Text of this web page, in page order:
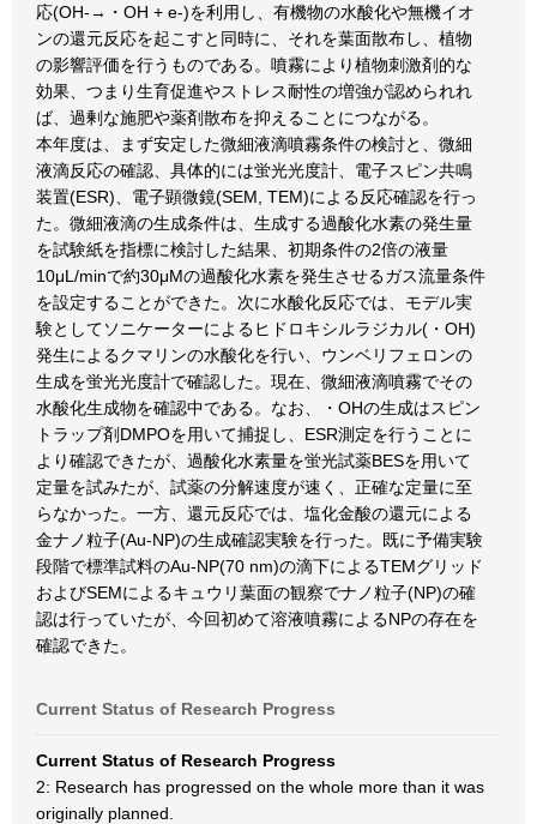
応(OH-→・OH + e-)を利用し、有機物の水酸化や無機イオ
ンの還元反応を起こすと同時に、それを葉面散布し、植物
の影響評価を行うものである。噴霧により植物刺激剤的な
効果、つまり生育促進やストレス耐性の増強が認められれ
ば、過剰な施肥や薬剤散布を抑えることにつながる。
本年度は、まず安定した微細液滴噴霧条件の検討と、微細
液滴反応の確認、具体的には蛍光光度計、電子スピン共鳴
装置(ESR)、電子顕微鏡(SEM, TEM)による反応確認を行っ
た。微細液滴の生成条件は、生成する過酸化水素の発生量
を試験紙を指標に検討した結果、初期条件の2倍の液量
10μL/minで約30μMの過酸化水素を発生させるガス流量条件
を設定することができた。次に水酸化反応では、モデル実
験としてソニケーターによるヒドロキシルラジカル(・OH)
発生によるクマリンの水酸化を行い、ウンベリフェロンの
生成を蛍光光度計で確認した。現在、微細液滴噴霧でその
水酸化生成物を確認中である。なお、・OHの生成はスピン
トラップ剤DMPOを用いて捕捉し、ESR測定を行うことに
より確認できたが、過酸化水素量を蛍光試薬BESを用いて
定量を試みたが、試薬の分解速度が速く、正確な定量に至
らなかった。一方、還元反応では、塩化金酸の還元による
金ナノ粒子(Au-NP)の生成確認実験を行った。既に予備実験
段階で標準試料のAu-NP(70 nm)の滴下によるTEMグリッド
およびSEMによるキュウリ葉面の観察でナノ粒子(NP)の確
認は行っていたが、今回初めて溶液噴霧によるNPの存在を
確認できた。
Current Status of Research Progress
Current Status of Research Progress
2: Research has progressed on the whole more than it was
originally planned.